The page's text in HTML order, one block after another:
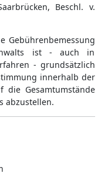
Beschl. v.
Gebührenbemessung
ist - auch in
- grundsätzlich
innerhalb der
die Gesamtumstände
abzustellen.